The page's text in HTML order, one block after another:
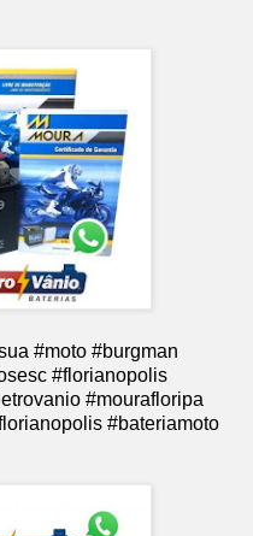
#moto #burgman
#florianopolis
#mourafloripa
#bateriamoto